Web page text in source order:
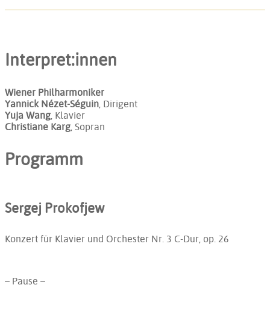
Interpret:innen
Wiener Philharmoniker
Yannick Nézet-Séguin , Dirigent
Yuja Wang , Klavier
Christiane Karg , Sopran
Programm
Sergej Prokofjew
Konzert für Klavier und Orchester Nr. 3 C-Dur, op. 26
– Pause –